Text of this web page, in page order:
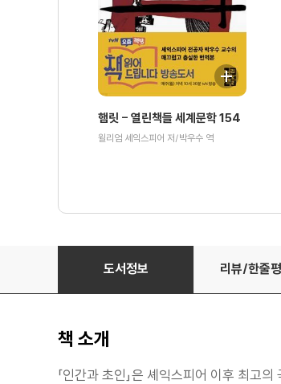
햄릿 - 열린책들 세계문학 154
윌리엄 셰익스피어 저/박우수 역
인간과 초인 - 열린책들 세계문학 209
도서정보 리뷰/한줄평
책 소개
「인간과 초인」은 셰익스피어 이후 최